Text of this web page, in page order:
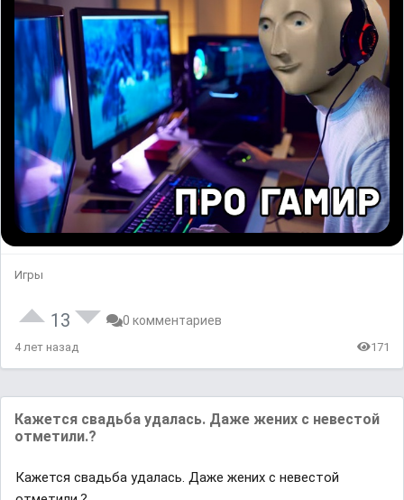
Игры
13 0 комментариев
4 лет назад 171
Кажется свадьба удалась. Даже жених с невестой
отметили.?
Кажется свадьба удалась. Даже жених с невестой